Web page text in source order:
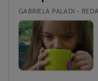
GABRIELA PALADI -